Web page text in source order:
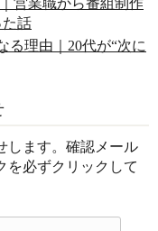
営業職から番組制作
話
る理由｜20代が“次に
します。確認メール
を必ずクリックして